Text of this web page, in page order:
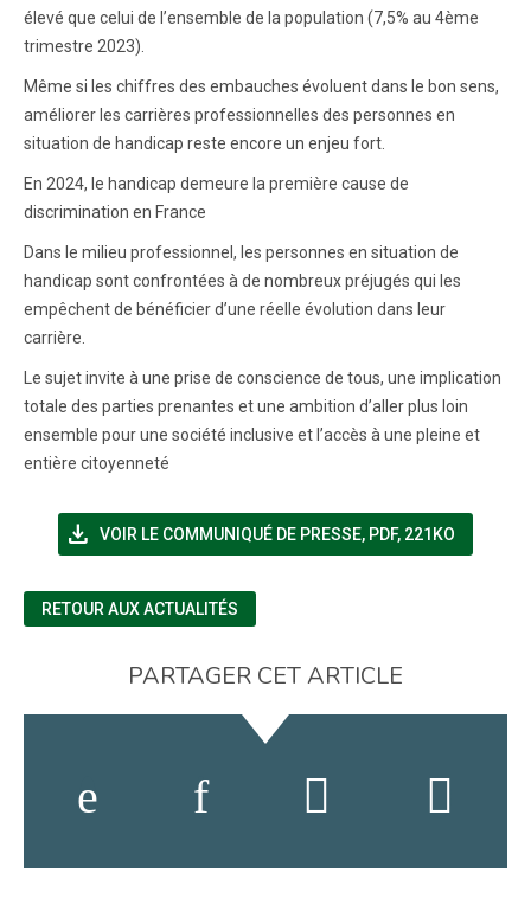
élevé que celui de l’ensemble de la population (7,5% au 4ème
trimestre 2023).
Même si les chiffres des embauches évoluent dans le bon sens,
améliorer les carrières professionnelles des personnes en
situation de handicap reste encore un enjeu fort.
En 2024, le handicap demeure la première cause de
discrimination en France
Dans le milieu professionnel, les personnes en situation de
handicap sont confrontées à de nombreux préjugés qui les
empêchent de bénéficier d’une réelle évolution dans leur
carrière.
Le sujet invite à une prise de conscience de tous, une implication
totale des parties prenantes et une ambition d’aller plus loin
ensemble pour une société inclusive et l’accès à une pleine et
entière citoyenneté
file_download VOIR LE COMMUNIQUÉ DE PRESSE(NOUVELLE FENÊTRE)
, PDF, 221KO
RETOUR AUX ACTUALITÉS
PARTAGER CET ARTICLE